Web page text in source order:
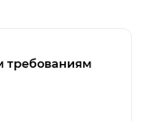
требованиям